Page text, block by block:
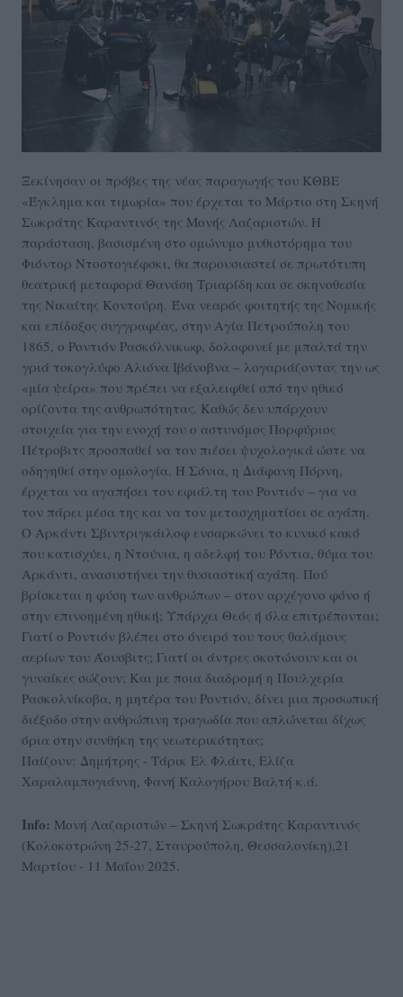
Ξεκίνησαν οι πρόβες της νέας παραγωγής του ΚΘΒΕ
«Έγκλημα και τιμωρία» που έρχεται το Μάρτιο στη Σκηνή
Σωκράτης Καραντινός της Μονής Λαζαριστών. Η
παράσταση, βασισμένη στο ομώνυμο μυθιστόρημα του
Φιόντορ Ντοστογιέφσκι, θα παρουσιαστεί σε πρωτότυπη
θεατρική μεταφορά Θανάση Τριαρίδη και σε σκηνοθεσία
της Νικαίτης Κοντούρη. Ένα νεαρός φοιτητής της Νομικής
και επίδοξος συγγραφέας, στην Αγία Πετρούπολη του
1865, ο Ροντιόν Ρασκόλνικωφ, δολοφονεί με μπαλτά την
γριά τοκογλύφο Αλιόνα Ιβάνοβνα – λογαριάζοντας την ως
«μία ψείρα» που πρέπει να εξαλειφθεί από την ηθικό
ορίζοντα της ανθρωπότητας. Καθώς δεν υπάρχουν
στοιχεία για την ενοχή του ο αστυνόμος Πορφύριος
Πέτροβιτς προσπαθεί να τον πιέσει ψυχολογικά ώστε να
οδηγηθεί στην ομολογία. Η Σόνια, η Διάφανη Πόρνη,
έρχεται να αγαπήσει τον εφιάλτη του Ροντιόν – για να
τον πάρει μέσα της και να τον μετασχηματίσει σε αγάπη.
Ο Αρκάντι Σβιντριγκάιλοφ ενσαρκώνει το κυνικό κακό
που κατισχύει, η Ντούνια, η αδελφή του Ρόντια, θύμα του
Αρκάντι, ανασυστήνει την θυσιαστική αγάπη. Πού
βρίσκεται η φύση των ανθρώπων – στον αρχέγονο φόνο ή
στην επινοημένη ηθική; Υπάρχει Θεός ή όλα επιτρέπονται;
Γιατί ο Ροντιόν βλέπει στο όνειρό του τους θαλάμους
αερίων του Άουσβιτς; Γιατί οι άντρες σκοτώνουν και οι
γυναίκες σώζουν; Και με ποια διαδρομή η Πουλχερία
Ρασκολνίκοβα, η μητέρα του Ροντιόν, δίνει μια προσωπική
διέξοδο στην ανθρώπινη τραγωδία που απλώνεται δίχως
όρια στην συνθήκη της νεωτερικότητας;
Παίζουν: Δημήτρης - Τάρικ Ελ Φλάιτι, Ελίζα
Χαραλαμπογιάννη, Φανή Καλογήρου Βαλτή κ.ά.
Info: Μονή Λαζαριστών – Σκηνή Σωκράτης Καραντινός
(Κολοκοτρώνη 25-27, Σταυρούπολη, Θεσσαλονίκη),21
Μαρτίου - 11 Μαΐου 2025.